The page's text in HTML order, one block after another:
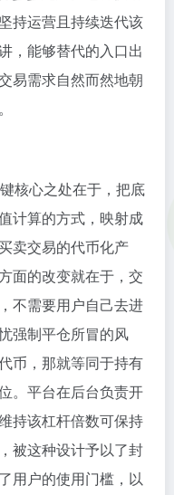
持运营且持续迭代该
，能够替代的入口出
易需求自然而然地朝
核心之处在于，把底
计算的方式，映射成
卖交易的代币化产
面的改变就在于，交
不需要用户自己去进
强制平仓所冒的风
币，那就等同于持有
。平台在后台负责开
持该杠杆倍数可保持
被这种设计予以了封
用户的使用门槛，以